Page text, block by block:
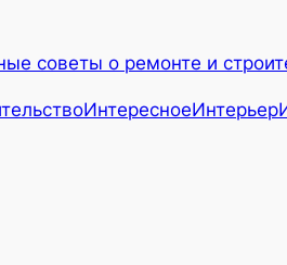
советы о ремонте и
ИнтересноеИнтерьер